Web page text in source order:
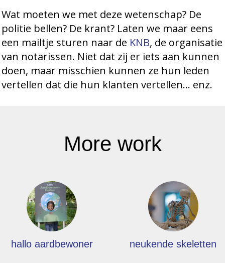
Wat moeten we met deze wetenschap? De
politie bellen? De krant? Laten we maar eens
een mailtje sturen naar de KNB, de organisatie
van notarissen. Niet dat zij er iets aan kunnen
doen, maar misschien kunnen ze hun leden
vertellen dat die hun klanten vertellen… enz.
More work
hallo aardbewoner neukende skeletten